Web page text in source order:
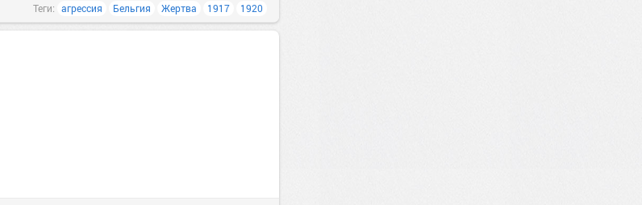
Теги: агрессия Бельгия Жертва 1917 1920